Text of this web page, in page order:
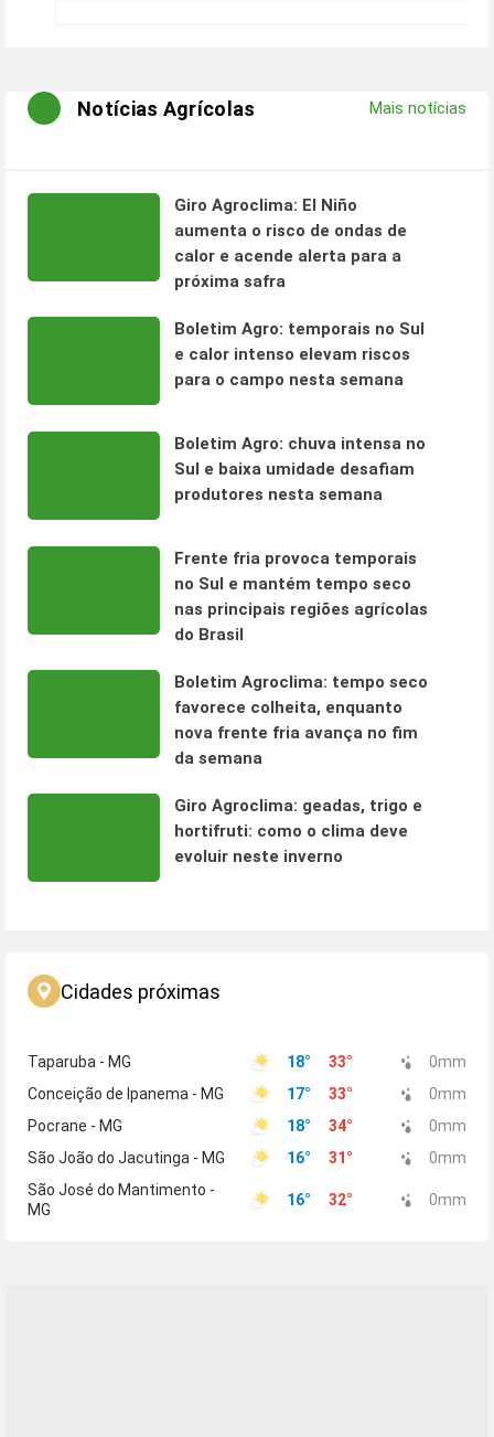
Notícias Agrícolas Mais notícias
Giro Agroclima: El Niño
aumenta o risco de ondas de
calor e acende alerta para a
próxima safra
Boletim Agro: temporais no Sul
e calor intenso elevam riscos
para o campo nesta semana
Boletim Agro: chuva intensa no
Sul e baixa umidade desafiam
produtores nesta semana
Frente fria provoca temporais
no Sul e mantém tempo seco
nas principais regiões agrícolas
do Brasil
Boletim Agroclima: tempo seco
favorece colheita, enquanto
nova frente fria avança no fim
da semana
Giro Agroclima: geadas, trigo e
hortifruti: como o clima deve
evoluir neste inverno
Cidades próximas
Taparuba - MG 18° 33° 0mm
Conceição de Ipanema - MG
17° 33° 0mm
Pocrane - MG
18° 34° 0mm
São João do Jacutinga - MG
16° 31 ° 0mm
São José do Mantimento -
MG
16° 32° 0mm